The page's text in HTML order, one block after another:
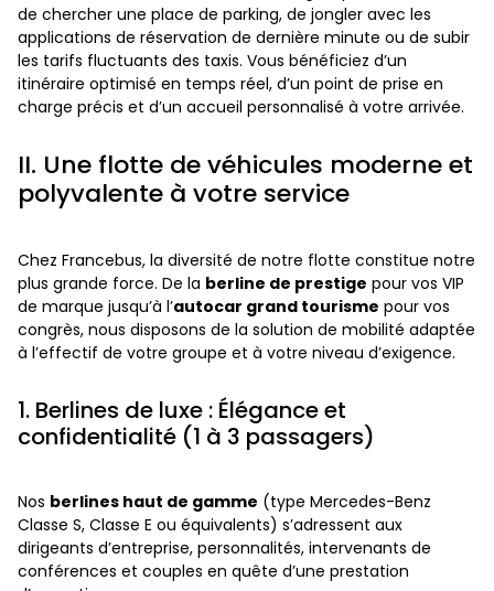
de chercher une place de parking, de jongler avec les
applications de réservation de dernière minute ou de subir
les tarifs fluctuants des taxis. Vous bénéficiez d’un
itinéraire optimisé en temps réel, d’un point de prise en
charge précis et d’un accueil personnalisé à votre arrivée.
II. Une flotte de véhicules moderne et
polyvalente à votre service
Chez Francebus, la diversité de notre flotte constitue notre
plus grande force. De la berline de prestige pour vos VIP
de marque jusqu’à l’autocar grand tourisme pour vos
congrès, nous disposons de la solution de mobilité adaptée
à l’effectif de votre groupe et à votre niveau d’exigence.
1. Berlines de luxe : Élégance et
confidentialité (1 à 3 passagers)
Nos berlines haut de gamme (type Mercedes-Benz
Classe S, Classe E ou équivalents) s’adressent aux
dirigeants d’entreprise, personnalités, intervenants de
conférences et couples en quête d’une prestation